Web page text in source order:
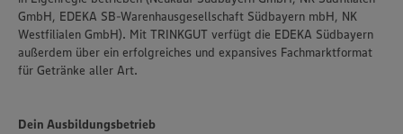
GmbH, EDEKA SB-Warenhausgesellschaft Südbayern mbH, NK
Westfilialen GmbH). Mit TRINKGUT verfügt die EDEKA Südbayern
außerdem über ein erfolgreiches und expansives Fachmarktformat
für Getränke aller Art.
Dein Ausbildungsbetrieb